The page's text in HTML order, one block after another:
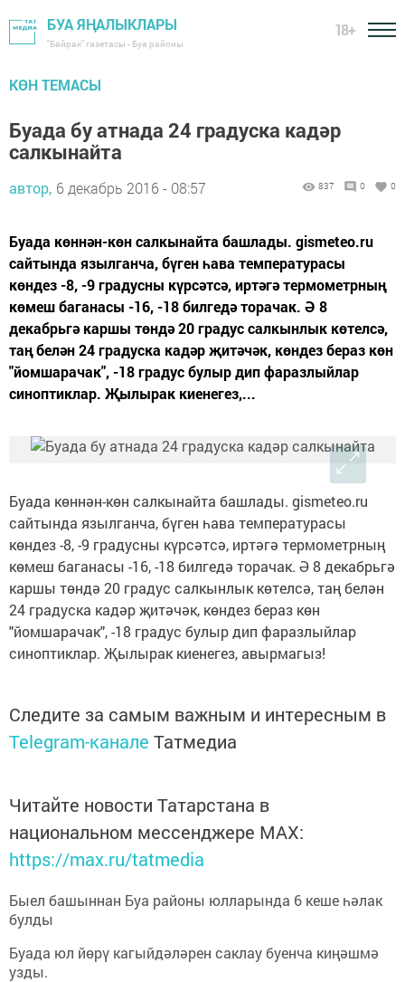
БУА ЯҢАЛЫКЛАРЫ
"Байрак" газетасы - Буа районы
18+
КӨН ТЕМАСЫ
Буада бу атнада 24 градуска кадәр
салкынайта
автор, 6 декабрь 2016 - 08:57 837 0 0
Буада көннән-көн салкынайта башлады. gismeteo.ru
сайтында язылганча, бүген һава температурасы
көндез -8, -9 градусны күрсәтсә, иртәгә термометрның
көмеш баганасы -16, -18 билгедә торачак. Ә 8
декабрьгә каршы төндә 20 градус салкынлык көтелсә,
таң белән 24 градуска кадәр җитәчәк, көндез бераз көн
"йомшарачак", -18 градус булыр дип фаразлыйлар
синоптиклар. Җылырак киенегез,...
Буада көннән-көн салкынайта башлады. gismeteo.ru
сайтында язылганча, бүген һава температурасы
көндез -8, -9 градусны күрсәтсә, иртәгә термометрның
көмеш баганасы -16, -18 билгедә торачак. Ә 8 декабрьгә
каршы төндә 20 градус салкынлык көтелсә, таң белән
24 градуска кадәр җитәчәк, көндез бераз көн
"йомшарачак", -18 градус булыр дип фаразлыйлар
синоптиклар. Җылырак киенегез, авырмагыз!
Следите за самым важным и интересным в
Telegram-канале Татмедиа
Читайте новости Татарстана в
национальном мессенджере MАХ:
https://max.ru/tatmedia
Быел башыннан Буа районы юлларында 6 кеше һәлак
булды
Буада юл йөрү кагыйдәләрен саклау буенча киңәшмә
узды.